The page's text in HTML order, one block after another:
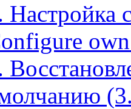
Настройка